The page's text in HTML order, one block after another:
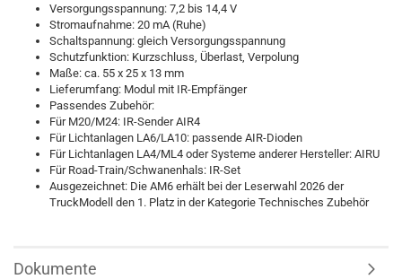
Versorgungsspannung: 7,2 bis 14,4 V
Stromaufnahme: 20 mA (Ruhe)
Schaltspannung: gleich Versorgungsspannung
Schutzfunktion: Kurzschluss, Überlast, Verpolung
Maße: ca. 55 x 25 x 13 mm
Lieferumfang: Modul mit IR-Empfänger
Passendes Zubehör:
Für M20/M24: IR-Sender AIR4
Für Lichtanlagen LA6/LA10: passende AIR-Dioden
Für Lichtanlagen LA4/ML4 oder Systeme anderer Hersteller: AIRU
Für Road-Train/Schwanenhals: IR-Set
Ausgezeichnet: Die AM6 erhält bei der Leserwahl 2026 der
TruckModell den 1. Platz in der Kategorie Technisches Zubehör
Dokumente